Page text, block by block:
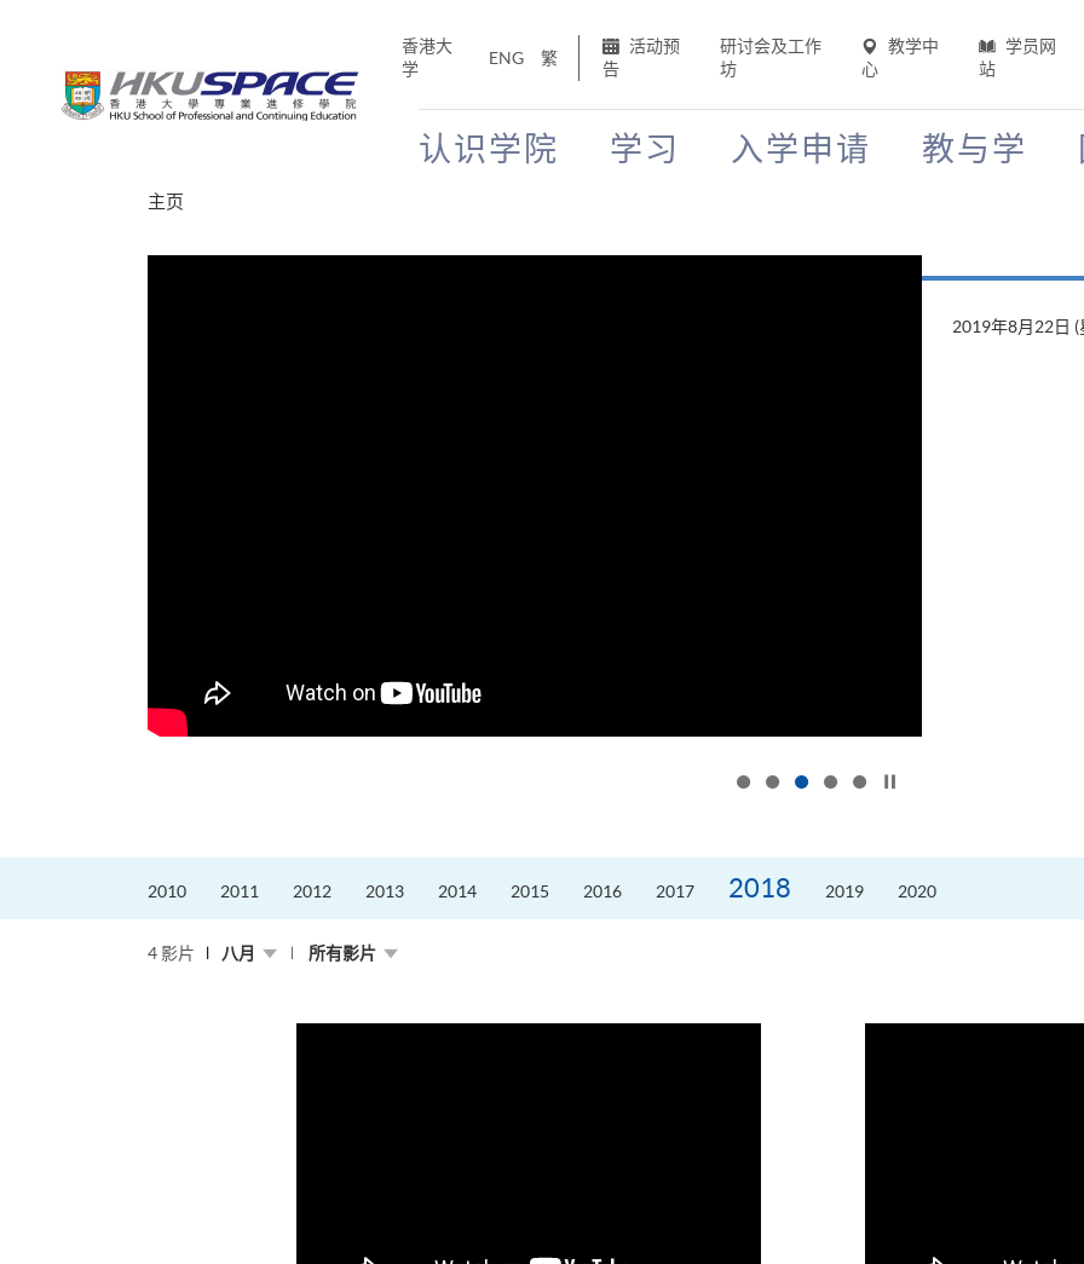
香港大
学
ENG 繁
活动预
告
研讨会及工作
坊
教学中
心
学员网
站
认识学院 学习 入学申请 教与学
主页
2019年8月22日 (
2010 2011 2012 2013 2014 2015 2016 2017 2018 2019 2020
4 影片 八月 所有影片